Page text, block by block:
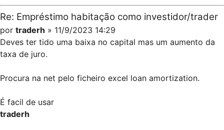
Re: Empréstimo habitação como investidor/trader
por traderh » 11/9/2023 14:29
Deves ter tido uma baixa no capital mas um aumento da
taxa de juro.
Procura na net pelo ficheiro excel loan amortization.
É facil de usar
traderh